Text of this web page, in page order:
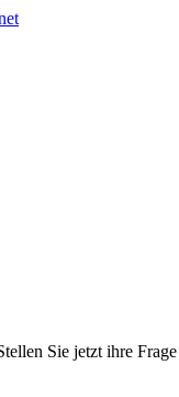
Sie jetzt ihre